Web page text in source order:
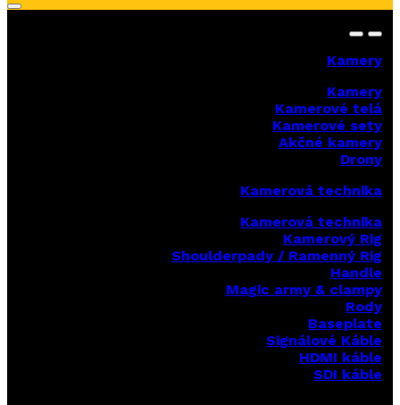
Kamery
Kamery
Kamerové telá
Kamerové sety
Akčné kamery
Drony
Kamerová technika
Kamerová technika
Kamerový Rig
Shoulderpady / Ramenný Rig
Handle
Magic army & clampy
Rody
Baseplate
Signálové Káble
HDMI káble
SDI káble